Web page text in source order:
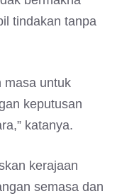
tindakan tanpa
masa untuk
keputusan
katanya.
kerajaan
semasa dan